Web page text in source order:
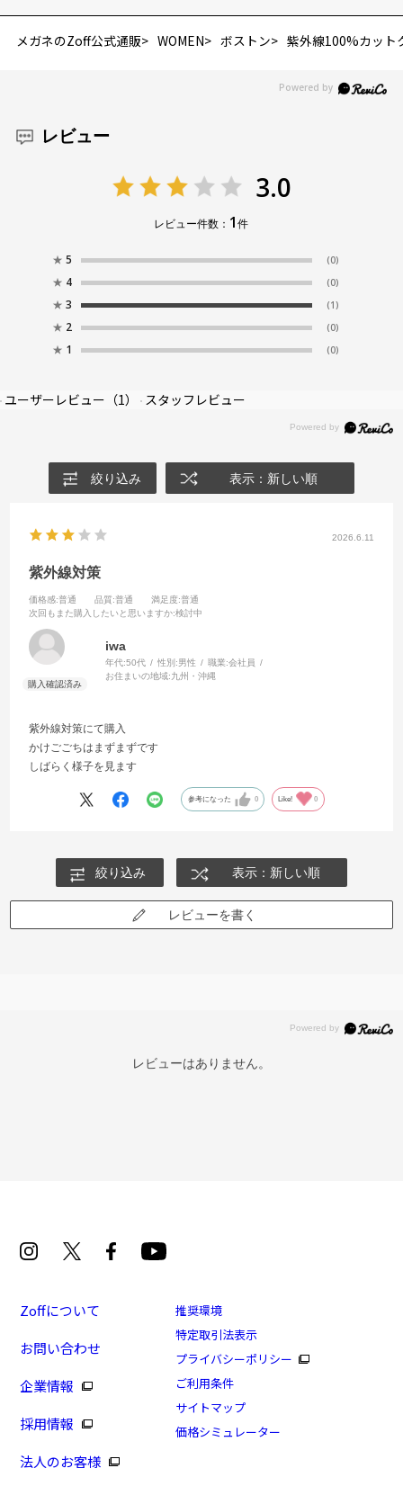
メガネのZoff公式通販 WOMEN ボストン 紫外線100%カット
レビュー
3.0
レビュー件数： 1件
★ 5 (0)
★ 4 (0)
★ 3 (1)
★ 2 (0)
★ 1 (0)
ユーザーレビュー （1） スタッフレビュー
絞り込み 表示：新しい順
2026.6.11
紫外線対策
価格感:普通 品質:普通 満足度:普通
次回もまた購入したいと思いますか:検討中
iwa
年代:50代 性別:男性 職業:会社員
お住まいの地域:九州・沖縄
紫外線対策にて購入
かけごごちはまずまずです
しばらく様子を見ます
参考になった 0 Like! 0
絞り込み 表示：新しい順
レビューを書く
レビューはありません。
Zoffについて
お問い合わせ
企業情報
採用情報
法人のお客様
推奨環境
特定取引法表示
プライバシーポリシー
ご利用条件
サイトマップ
価格シミュレーター